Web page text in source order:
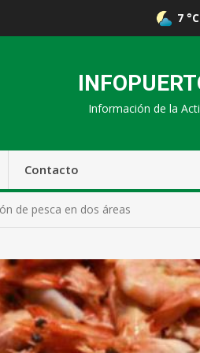
7 °C
Información de la
Contacto
de pesca en dos áreas